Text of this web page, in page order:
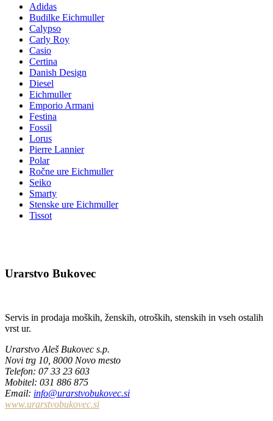
Adidas
Budilke Eichmuller
Calypso
Carly Roy
Casio
Certina
Danish Design
Diesel
Eichmuller
Emporio Armani
Festina
Fossil
Lorus
Pierre Lannier
Polar
Ročne ure Eichmuller
Seiko
Smarty
Stenske ure Eichmuller
Tissot
Urarstvo Bukovec
Servis in prodaja moških, ženskih, otroških, stenskih in vseh ostalih
vrst ur.
Urarstvo Aleš Bukovec s.p.
Novi trg 10, 8000 Novo mesto
Telefon: 07 33 23 603
Mobitel: 031 886 875
Email: info@urarstvobukovec.si
www.urarstvobukovec.si